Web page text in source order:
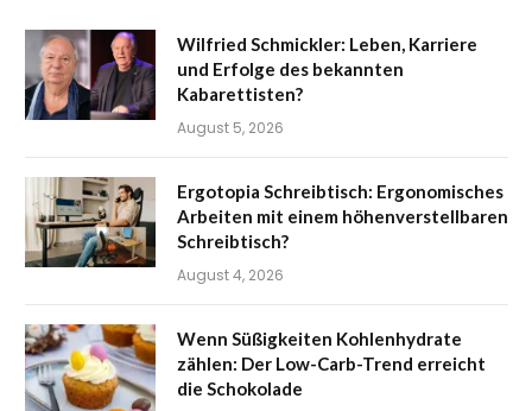
Wilfried Schmickler: Leben, Karriere
und Erfolge des bekannten
Kabarettisten?
August 5, 2026
Ergotopia Schreibtisch: Ergonomisches
Arbeiten mit einem höhenverstellbaren
Schreibtisch?
August 4, 2026
Wenn Süßigkeiten Kohlenhydrate
zählen: Der Low-Carb-Trend erreicht
die Schokolade